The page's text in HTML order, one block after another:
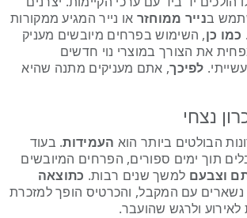
בנייר ממוחזראו נייר המגיע ממקורות
כמו כן, השימוש בפרחים מיובשים מעניק
את הצורך במוצרי נוי חדשים
לפיכך, אתם מעניקים מתנה שהיא
הבולטים ביותר הוא העמידות. בעוד
תוך ימים ספורים, הפרחים המיובשים
וצבעםלמשך שנים רבות. כתוצאה
נשארים עם המקבל, והכרטיס הופך למזכרת
ולרגש שהועבר.